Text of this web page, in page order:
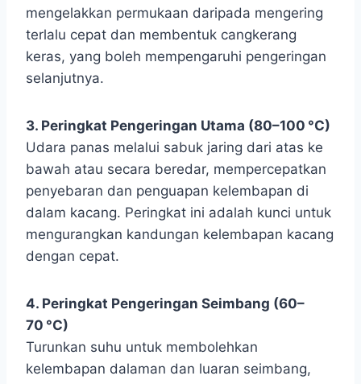
mengelakkan permukaan daripada mengering
terlalu cepat dan membentuk cangkerang
keras, yang boleh mempengaruhi pengeringan
selanjutnya.
3. Peringkat Pengeringan Utama (80–100 °C)
Udara panas melalui sabuk jaring dari atas ke
bawah atau secara beredar, mempercepatkan
penyebaran dan penguapan kelembapan di
dalam kacang. Peringkat ini adalah kunci untuk
mengurangkan kandungan kelembapan kacang
dengan cepat.
4. Peringkat Pengeringan Seimbang (60–
70 °C)
Turunkan suhu untuk membolehkan
kelembapan dalaman dan luaran seimbang,